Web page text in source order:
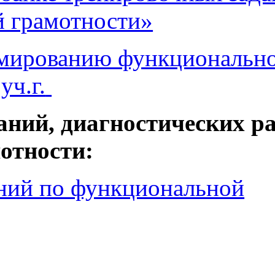
диагностических
по функциональной